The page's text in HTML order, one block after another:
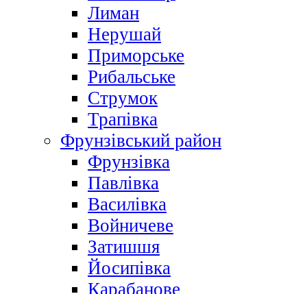
Лиман
Нерушай
Приморське
Рибальське
Струмок
Трапівка
Фрунзівський район
Фрунзівка
Павлівка
Василівка
Войничеве
Затишшя
Йосипівка
Карабанове